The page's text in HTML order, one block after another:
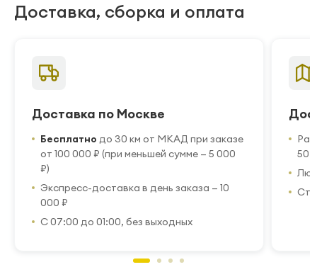
Доставка, сборка и оплата
Доставка по Москве
Бесплатно до 30 км от МКАД при заказе
от 100 000 ₽ (при меньшей сумме — 5 000
₽)
Экспресс-доставка в день заказа — 10
000 ₽
С 07:00 до 01:00, без выходных
50